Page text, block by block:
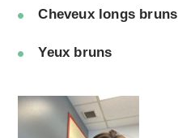
Cheveux longs bruns
Yeux bruns